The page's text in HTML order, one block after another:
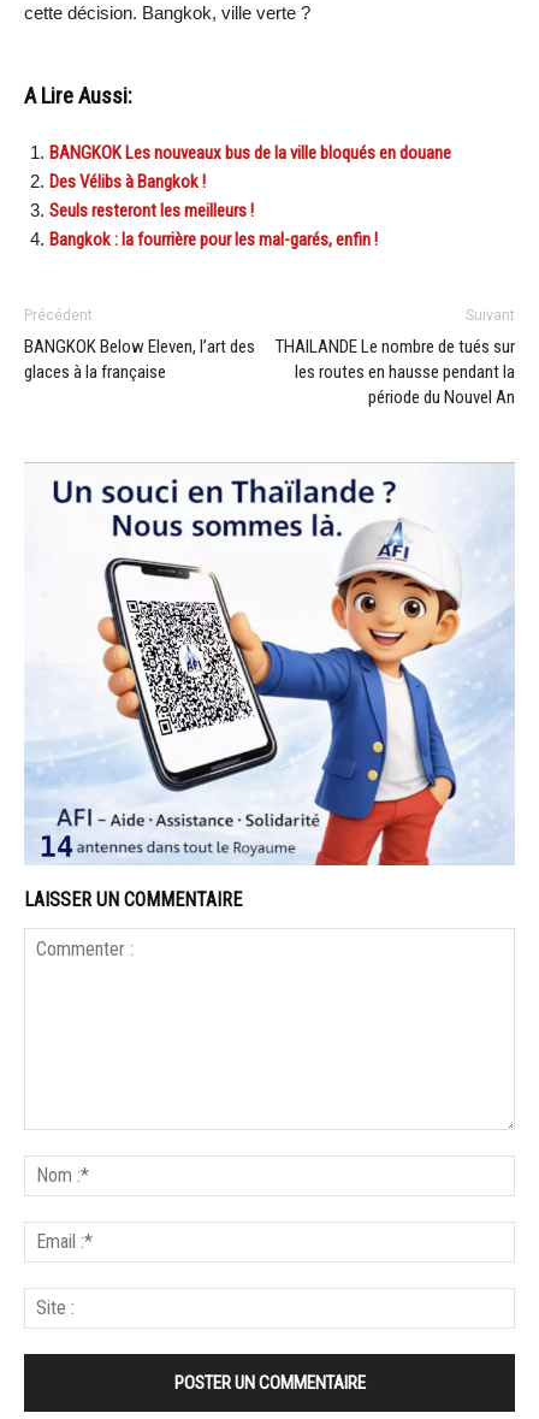
cette décision. Bangkok, ville verte ?
A Lire Aussi:
BANGKOK Les nouveaux bus de la ville bloqués en douane
Des Vélibs à Bangkok !
Seuls resteront les meilleurs !
Bangkok : la fourrière pour les mal-garés, enfin !
Précédent
BANGKOK Below Eleven, l’art des
glaces à la française
Suivant
THAILANDE Le nombre de tués sur
les routes en hausse pendant la
période du Nouvel An
LAISSER UN COMMENTAIRE